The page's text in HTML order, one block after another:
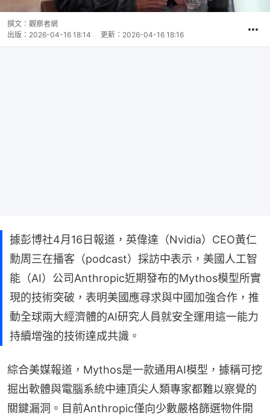
撰文： 觀察者網
出版： 2026-04-16 18:14 更新： 2026-04-16 18:16
據彭博社4月16日報道，英偉達（Nvidia）CEO黃仁
勳周三在播客（podcast）採訪中表示，美國人工智
能（AI）公司Anthropic近期發布的Mythos模型所實
現的技術突破，表明美國應尋求與中國加強合作，推
動全球兩大經濟體的AI研究人員就安全運用這一能力
持續增強的技術達成共識。
綜合美媒報道，Mythos是一款通用AI模型，據稱可挖
掘出軟體與電腦系統中連頂尖人類專家都難以察覺的
關鍵漏洞。目前Anthropic僅向少數嚴格篩選物件開